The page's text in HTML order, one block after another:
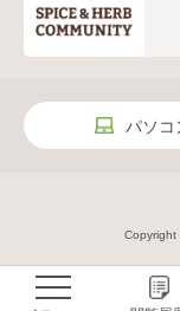
パソコ
Copyright